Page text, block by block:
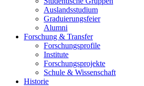
Auslandsstudium
Graduierungsfeier
Alumni
Forschung & Transfer
Forschungsprofile
Institute
Forschungsprojekte
Schule & Wissenschaft
Historie